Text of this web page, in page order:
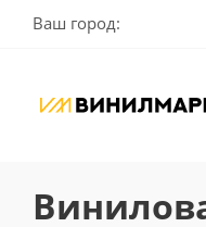
Ваш город: